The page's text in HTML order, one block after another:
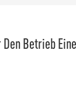
Betrieb